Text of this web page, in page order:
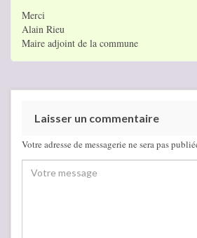
Merci
Alain Rieu
Maire adjoint de la commune
Laisser un commentaire
Votre adresse de messagerie ne sera pas